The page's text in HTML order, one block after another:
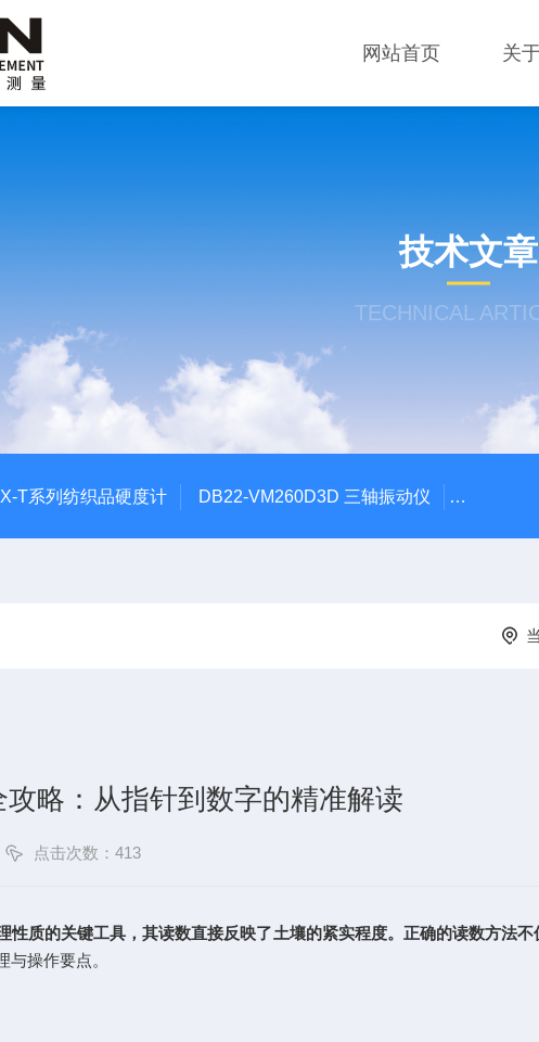
网站首页 关
技术文章
TECHNICAL
T系列纺织品硬度计 DB22-VM260D3D 三轴振动仪 DB22-
略：从指针到数字的精准解读
点击次数：413
性质的关键工具，其读数直接反映了土壤的紧实程度。正确的读数方法
操作要点。